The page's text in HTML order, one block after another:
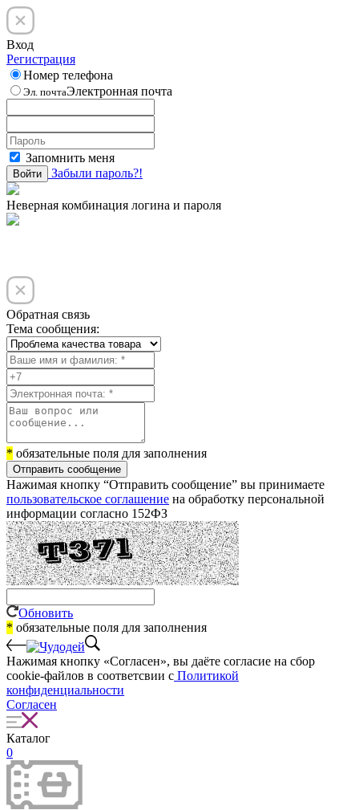
Вход
Регистрация
Номер телефона
Эл. почтаЭлектронная почта
Запомнить меня
Войти Забыли пароль?!
Неверная комбинация логина и пароля
Обратная связь
Тема сообщения:
* обязательные поля для заполнения
Отправить сообщение
Нажимая кнопку “Отправить сообщение” вы принимаете
пользовательское соглашение на обработку персональной
информации согласно 152ФЗ
Обновить
* обязательные поля для заполнения
Нажимая кнопку «Согласен», вы даёте cогласие на сбор
cookie-файлов в соответсвии с Политикой
конфиденциальности
Согласен
Каталог
0